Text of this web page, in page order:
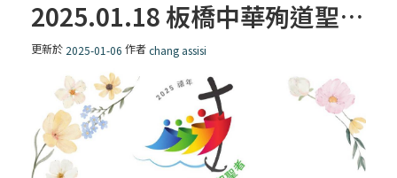
2025.01.18 板橋中華殉道聖人朝聖地
更新於 2025-01-06 作者chang assisi